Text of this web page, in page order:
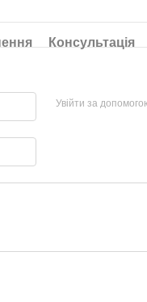
Консультація
Увійти за